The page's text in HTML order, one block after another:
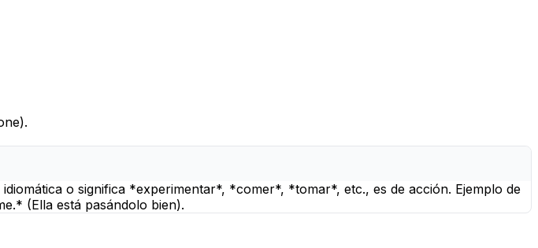
).
o significa *experimentar*, *comer*, *tomar*, etc., es de acción. Ejemplo de
(Ella está pasándolo bien).